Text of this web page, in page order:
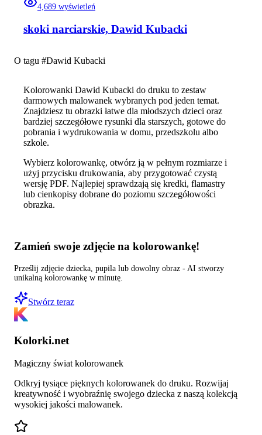
4,689 wyświetleń
skoki narciarskie, Dawid Kubacki
O tagu #Dawid Kubacki
Kolorowanki Dawid Kubacki do druku to zestaw
darmowych malowanek wybranych pod jeden temat.
Znajdziesz tu obrazki łatwe dla młodszych dzieci oraz
bardziej szczegółowe rysunki dla starszych, gotowe do
pobrania i wydrukowania w domu, przedszkolu albo
szkole.
Wybierz kolorowankę, otwórz ją w pełnym rozmiarze i
użyj przycisku drukowania, aby przygotować czystą
wersję PDF. Najlepiej sprawdzają się kredki, flamastry
lub cienkopisy dobrane do poziomu szczegółowości
obrazka.
Zamień swoje zdjęcie na kolorowankę!
Prześlij zdjęcie dziecka, pupila lub dowolny obraz - AI stworzy
unikalną kolorowankę w minutę.
Stwórz teraz
Kolorki.net
Magiczny świat kolorowanek
Odkryj tysiące pięknych kolorowanek do druku. Rozwijaj
kreatywność i wyobraźnię swojego dziecka z naszą kolekcją
wysokiej jakości malowanek.